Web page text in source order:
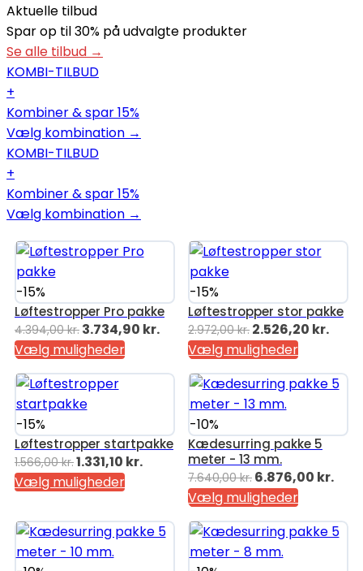
Aktuelle tilbud
Spar op til 30% på udvalgte produkter
Se alle tilbud →
KOMBI-TILBUD
+
Kombiner & spar 15%
Vælg kombination →
KOMBI-TILBUD
+
Kombiner & spar 15%
Vælg kombination →
-15%
Løftestropper Pro pakke
4.394,00kr. Den
oprindelige
pris
var:
4.394,00 kr..
3.734,90 kr.Den
aktuelle
pris
3.734,90 kr..
Vælg muligheder
-15%
Løftestropper stor pakke
2.972,00kr. Den
oprindelige
pris
var:
2.972,00 kr..
2.526,20 kr.Den
pris
er:
Vælg muligheder
-15%
Løftestropper startpakke
1.566,00kr.Den
oprindelige
var:
1.566,00 kr..
1.331,10 kr.Den
aktuelle
er:
1.331,10 kr..
Vælg muligheder
-10%
Kædesurring pakke 5
meter - 13 mm.
7.640,00kr. Den
oprindelige
pris
var:
7.640,00 kr..
6.876,00 kr.Den
pris
er:
Vælg muligheder